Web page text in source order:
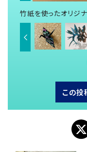
竹紙を使ったオリジナ
この投